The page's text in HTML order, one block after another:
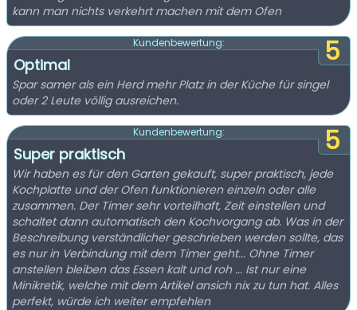
kann man nichts verkehrt machen mit dem Ofen
5
Kundenbewertung:
Optimal
Spar samer als ein Herd mehr Platz in der Küche für singel
oder 2 Leute völlig ausreichen.
5
Kundenbewertung:
Super praktisch
Wir haben es für den Garten gekauft, super praktisch, jede
Kochplatte und der Ofen funktionieren einzeln oder alle
zusammen. Der Timer sehr vorteilhaft, Zeit einstellen und
schaltet dann automatisch den Kochvorgang ab. Was in der
Beschreibung verständlicher geschrieben werden sollte, das
es nur in Verbindung mit dem Timer geht... Ohne Timer
anstellen bleiben das Essen kalt und roh ... Ist nur eine
Minikretik, welche mit dem Artikel ansich nix zu tun hat. Alles
perfekt, würde ich weiter empfehlen